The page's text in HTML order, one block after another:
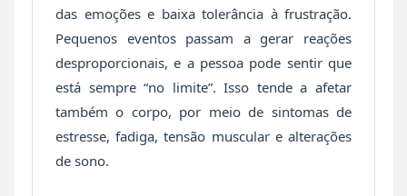
das emoções e baixa tolerância à frustração.
Pequenos eventos passam a gerar reações
desproporcionais, e a pessoa pode sentir que
está sempre “no limite”. Isso tende a afetar
também o corpo, por meio de sintomas de
estresse, fadiga, tensão muscular e alterações
de sono.